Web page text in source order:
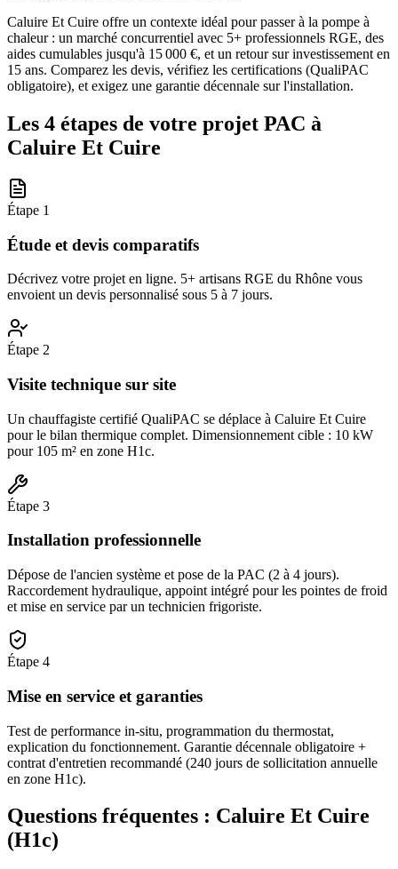
Caluire Et Cuire offre un contexte idéal pour passer à la pompe à
chaleur : un marché concurrentiel avec 5+ professionnels RGE, des
aides cumulables jusqu'à 15 000 €, et un retour sur investissement en
15 ans. Comparez les devis, vérifiez les certifications (QualiPAC
obligatoire), et exigez une garantie décennale sur l'installation.
Les 4 étapes de votre projet PAC à
Caluire Et Cuire
Étape 1
Étude et devis comparatifs
Décrivez votre projet en ligne. 5+ artisans RGE du Rhône vous
envoient un devis personnalisé sous 5 à 7 jours.
Étape 2
Visite technique sur site
Un chauffagiste certifié QualiPAC se déplace à Caluire Et Cuire
pour le bilan thermique complet. Dimensionnement cible : 10 kW
pour 105 m² en zone H1c.
Étape 3
Installation professionnelle
Dépose de l'ancien système et pose de la PAC (2 à 4 jours).
Raccordement hydraulique, appoint intégré pour les pointes de froid
et mise en service par un technicien frigoriste.
Étape 4
Mise en service et garanties
Test de performance in-situ, programmation du thermostat,
explication du fonctionnement. Garantie décennale obligatoire +
contrat d'entretien recommandé (240 jours de sollicitation annuelle
en zone H1c).
Questions fréquentes : Caluire Et Cuire
(H1c)